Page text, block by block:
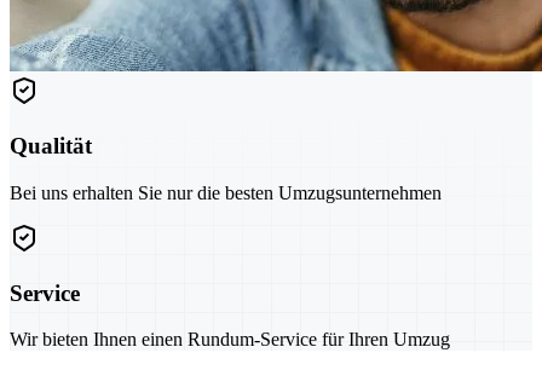
Qualität
Bei uns erhalten Sie nur die besten Umzugsunternehmen
Service
Wir bieten Ihnen einen Rundum-Service für Ihren Umzug